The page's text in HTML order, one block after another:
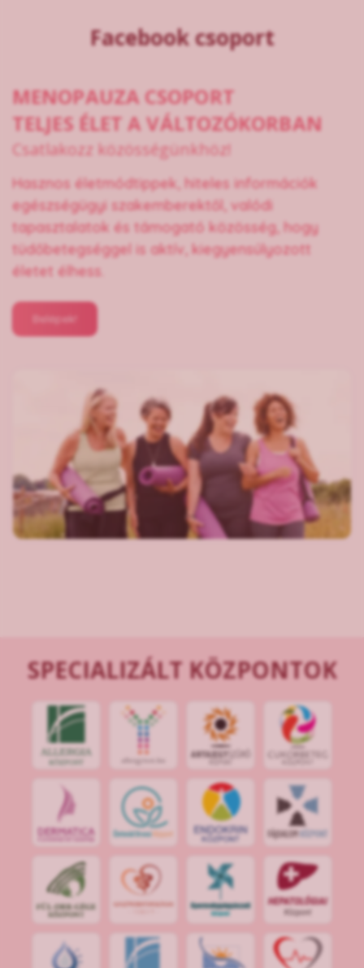
Facebook csoport
MENOPAUZA CSOPORT
TELJES ÉLET A VÁLTOZÓKORBAN
Csatlakozz közösségünkhöz!
Hasznos életmódtippek, hiteles információk
egészségügyi szakemberektől, valódi
tapasztalatok és támogató közösség, hogy
tüdőbetegséggel is aktív, kiegyensúlyozott
életet élhess.
Belépek!
SPECIALIZÁLT KÖZPONTOK